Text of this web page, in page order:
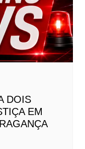
DOIS
EM